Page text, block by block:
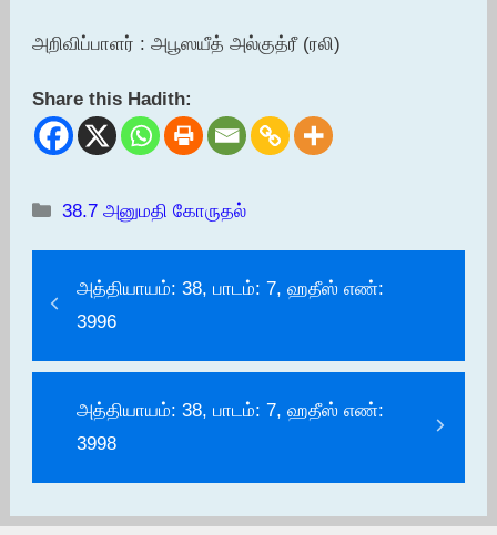
அறிவிப்பாளர் : அபூஸயீத் அல்குத்ரீ (ரலி)
Share this Hadith:
Categories
38.7 அனுமதி கோருதல்
அத்தியாயம்: 38, பாடம்: 7, ஹதீஸ் எண்:
3996
அத்தியாயம்: 38, பாடம்: 7, ஹதீஸ் எண்:
3998